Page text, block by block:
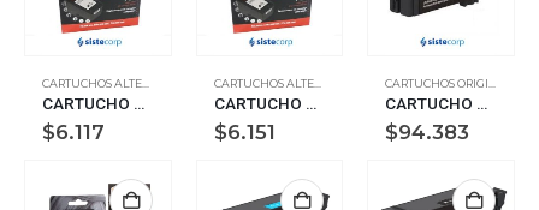
CARTUCHO ALTERNATIVO HP 933XL – MAGENTA -PARA HP MF 7610/7110 OFFIC CN055A
$6.117
CARTUCHOS ALTERNATIVOS
CARTUCHO ALTERNATIVO HP 932XL – NEGRO – PARA HP MF 7610/7110 OFFIC CN053AL
$6.151
CARTUCHO EPSON T40W320 P/PLOTTER T3170 MAGEN 50 ML (T40W320)
$94.383